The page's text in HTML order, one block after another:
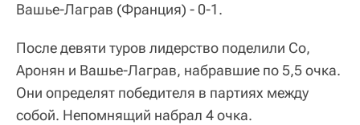
Вашье-Лаграв (Франция) - 0-1.
После девяти туров лидерство поделили Со,
Аронян и Вашье-Лаграв, набравшие по 5,5 очка.
Они определят победителя в партиях между
собой. Непомнящий набрал 4 очка.